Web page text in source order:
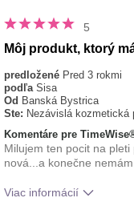
5
Môj produkt, ktorý
predložené Pred 3 rokmi
podľa Sisa
Od Banská Bystrica
Ste: Nezávislá kozmetická
Komentáre pre
Milujem ten pocit na
nová...a konečne
Viac informácií